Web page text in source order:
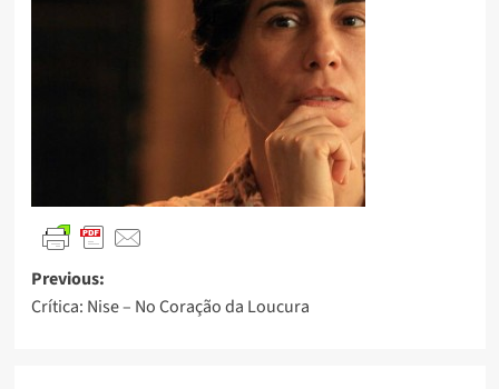
Previous:
Crítica: Nise – No Coração da Loucura